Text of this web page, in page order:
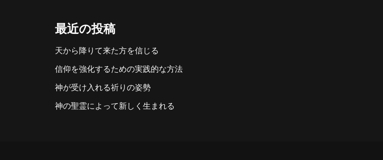
最近の投稿
天から降りて来た方を信じる
信仰を強化するための実践的な方法
神が受け入れる祈りの姿勢
神の聖霊によって新しく生まれる